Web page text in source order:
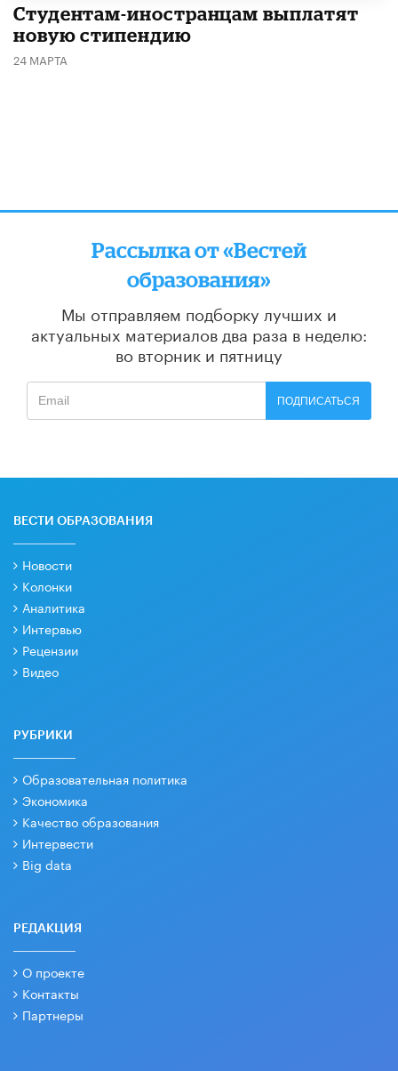
Студентам-иностранцам выплатят
новую стипендию
24 МАРТА
Рассылка от «Вестей
образования»
Мы отправляем подборку лучших и
актуальных материалов два раза в неделю:
во вторник и пятницу
ПОДПИСАТЬСЯ
ВЕСТИ ОБРАЗОВАНИЯ
Новости
Колонки
Аналитика
Интервью
Рецензии
Видео
РУБРИКИ
Образовательная политика
Экономика
Качество образования
Интервести
Big data
РЕДАКЦИЯ
О проекте
Контакты
Партнеры